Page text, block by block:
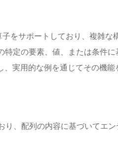
をサポートしており、複雑
定の要素、値、または条件
実用的な例を通じてその機能
、配列の内容に基づいてエ